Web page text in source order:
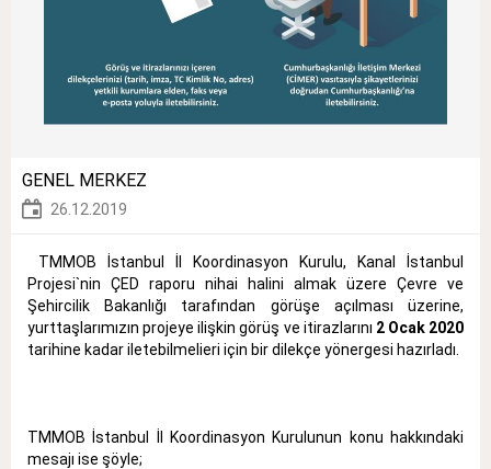
GENEL MERKEZ
26.12.2019
TMMOB İstanbul İl Koordinasyon Kurulu, Kanal İstanbul
Projesi`nin ÇED raporu nihai halini almak üzere Çevre ve
Şehircilik Bakanlığı tarafından görüşe açılması üzerine,
yurttaşlarımızın projeye ilişkin görüş ve itirazlarını 2 Ocak 2020
tarihine kadar iletebilmelieri için bir dilekçe yönergesi hazırladı.
TMMOB İstanbul İl Koordinasyon Kurulunun konu hakkındaki
mesajı ise şöyle;